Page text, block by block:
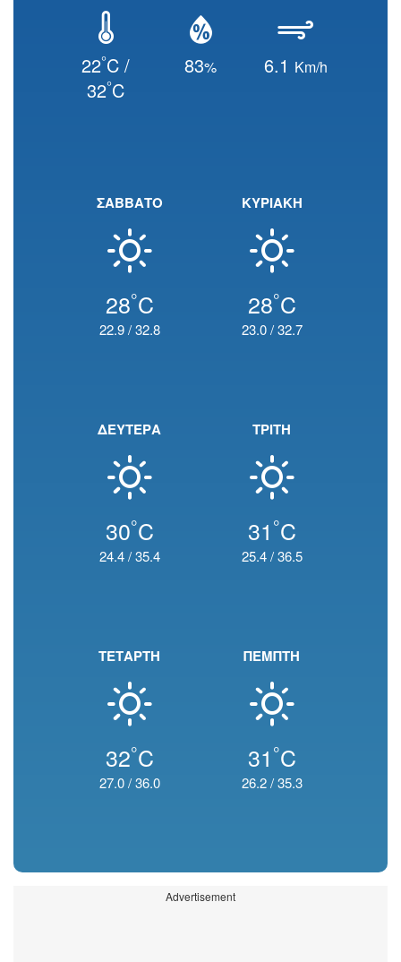
22°C /
32°C
83% 6.1 Km/h
ΣΑΒΒΑΤΟ
28°C
22.9/32.8
ΚΥΡΙΑΚΗ
28°C
23.0/32.7
ΔΕΥΤΕΡΑ
30°C
24.4/35.4
ΤΡΙΤΗ
31 °C
25.4/36.5
ΤΕΤΑΡΤΗ
32°C
27.0/36.0
ΠΕΜΠΤΗ
31 °C
26.2/35.3
Advertisement